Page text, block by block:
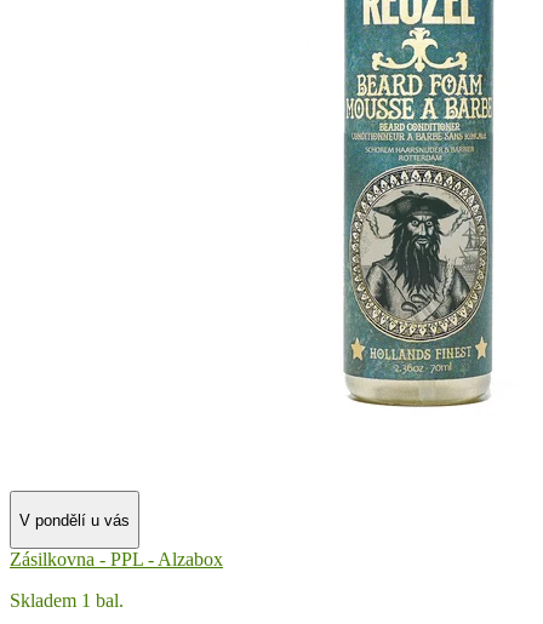
V pondělí u vás
Zásilkovna - PPL - Alzabox
Skladem 1 bal.